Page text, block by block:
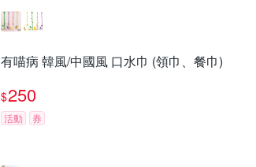
有喵病 韓風/中國風 口水巾 (領巾、餐巾)
$250
活動 券